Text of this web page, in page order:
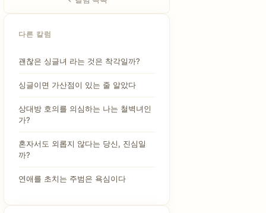
다른 칼럼
괜찮은 싱글녀 라는 것은 착각일까?
싱글이면 가산점이 있는 줄 알았다
상대방 호의를 의심하는 나는 철벽녀인
가?
혼자서도 외롭지 않다는 당신, 진심일
까?
연애를 초치는 주범은 욕심이다